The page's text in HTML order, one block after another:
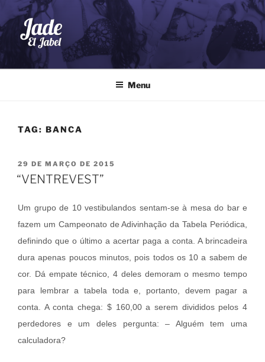
Pular
para
o
conteúdo
JADE EL JABEL
Dança do Ventre
Menu
TAG: BANCA
PUBLICADO
EM
29 DE MARÇO DE 2015
“VENTREVEST”
Um grupo de 10 vestibulandos sentam-se à mesa do bar e
fazem um Campeonato de Adivinhação da Tabela Periódica,
definindo que o último a acertar paga a conta. A brincadeira
dura apenas poucos minutos, pois todos os 10 a sabem de
cor. Dá empate técnico, 4 deles demoram o mesmo tempo
para lembrar a tabela toda e, portanto, devem pagar a
conta. A conta chega: $ 160,00 a serem divididos pelos 4
perdedores e um deles pergunta: – Alguém tem uma
calculadora?